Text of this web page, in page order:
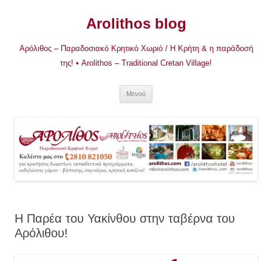
Arolithos blog
Αρόλιθος – Παραδοσιακό Κρητικό Χωριό / Η Κρήτη & η παράδοσή
της! • Arolithos – Traditional Cretan Village!
Μενού
Η Παρέα του Υακίνθου στην ταβέρνα του
Αρόλιθου!